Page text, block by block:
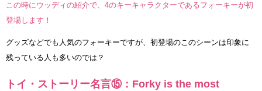
この時にウッディの紹介で、4のキーキャラクターであるフォーキーが初
登場します！
グッズなどでも人気のフォーキーですが、初登場のこのシーンは印象に
残っている人も多いのでは？
トイ・ストーリー名言⑮：Forky is the most